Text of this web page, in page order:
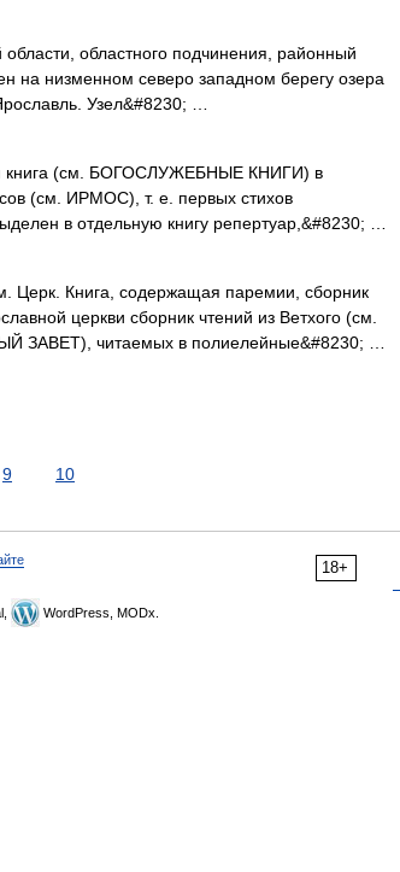
областного подчинения, районный
на низменном северо западном берегу озера
Узел&#8230; …
книга (см. БОГОСЛУЖЕБНЫЕ КНИГИ) в
(см. ИРМОС), т. е. первых стихов
в отдельную книгу репертуар,&#8230; …
Книга, содержащая паремии, сборник
церкви сборник чтений из Ветхого (см.
ЗАВЕТ), читаемых в полиелейные&#8230; …
9 10
18+
WordPress, MODx.